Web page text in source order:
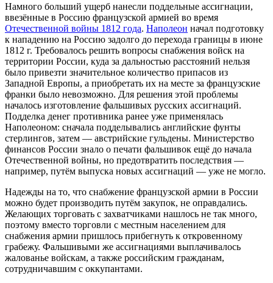
Намного больший ущерб нанесли поддельные ассигнации,
ввезённые в Россию французской армией во время
Отечественной войны 1812 года. Наполеон начал подготовку
к нападению на Россию задолго до перехода границы в июне
1812 г. Требовалось решить вопросы снабжения войск на
территории России, куда за дальностью расстояний нельзя
было привезти значительное количество припасов из
Западной Европы, а приобретать их на месте за французские
франки было невозможно. Для решения этой проблемы
началось изготовление фальшивых русских ассигнаций.
Подделка денег противника ранее уже применялась
Наполеоном: сначала подделывались английские фунты
стерлингов, затем — австрийские гульдены. Министерство
финансов России знало о печати фальшивок ещё до начала
Отечественной войны, но предотвратить последствия —
например, путём выпуска новых ассигнаций — уже не могло.
Надежды на то, что снабжение французской армии в России
можно будет производить путём закупок, не оправдались.
Желающих торговать с захватчиками нашлось не так много,
поэтому вместо торговли с местным населением для
снабжения армии пришлось прибегнуть к откровенному
грабежу. Фальшивыми же ассигнациями выплачивалось
жалованье войскам, а также российским гражданам,
сотрудничавшим с оккупантами.